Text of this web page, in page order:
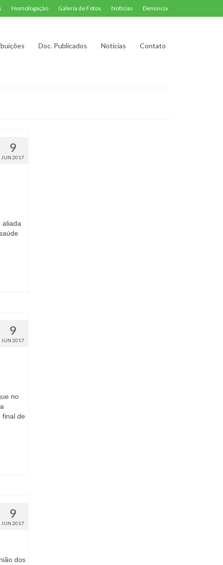
Homologação Galeria de Fotos Notícias Denúncia
Doc. Publicados Notícias Contato
9
JUN 2017
aliada
9
JUN 2017
no
final de
9
JUN 2017
dos